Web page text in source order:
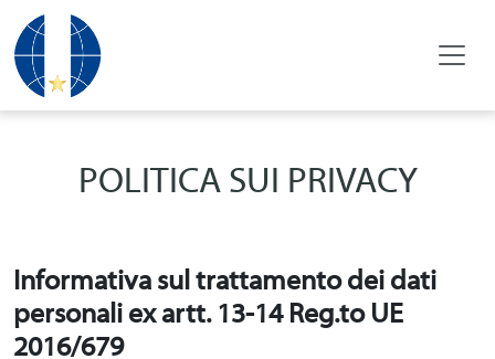
POLITICA SUI PRIVACY
Informativa sul trattamento dei dati
personali ex artt. 13-14 Reg.to UE
2016/679